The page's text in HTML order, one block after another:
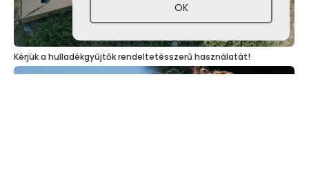
Kérjük a hulladékgyűjtők rendeltetésszerű használatát!
OK